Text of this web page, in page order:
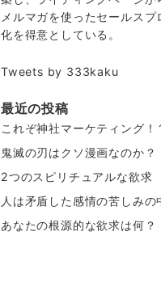
メルマガを使ったセールス
化を得意としている。
Tweets by 333kaku
最近の投稿
これぞ神社マーケティング！
鬼滅の刃はクソ漫画なのか？
2つのスピリチュアルな欲求
人は矛盾した感情の苦しみの
あなたの根源的な欲求は何？